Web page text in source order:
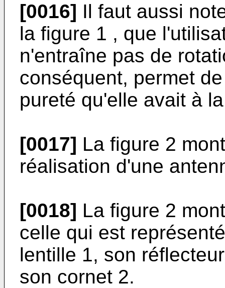
[0016] Il faut aussi
la figure 1 , que
n'entraîne pas de
conséquent, permet
pureté qu'elle avait à
[0017] La figure 2
réalisation d'une
[0018] La figure 2
celle qui est
lentille 1, son
son cornet 2.